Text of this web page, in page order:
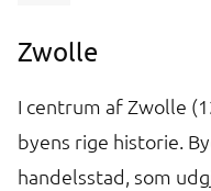
Zwolle
I centrum af Zwolle
byens rige historie.
handelsstad, som